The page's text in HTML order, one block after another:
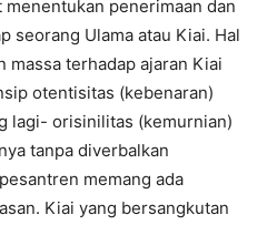
penerimaan dan
seorang Ulama atau Kiai. Hal
massa terhadap ajaran Kiai
otentisitas (kebenaran)
lagi- orisinilitas (kemurnian)
tanpa diverbalkan
memang ada
Kiai yang bersangkutan